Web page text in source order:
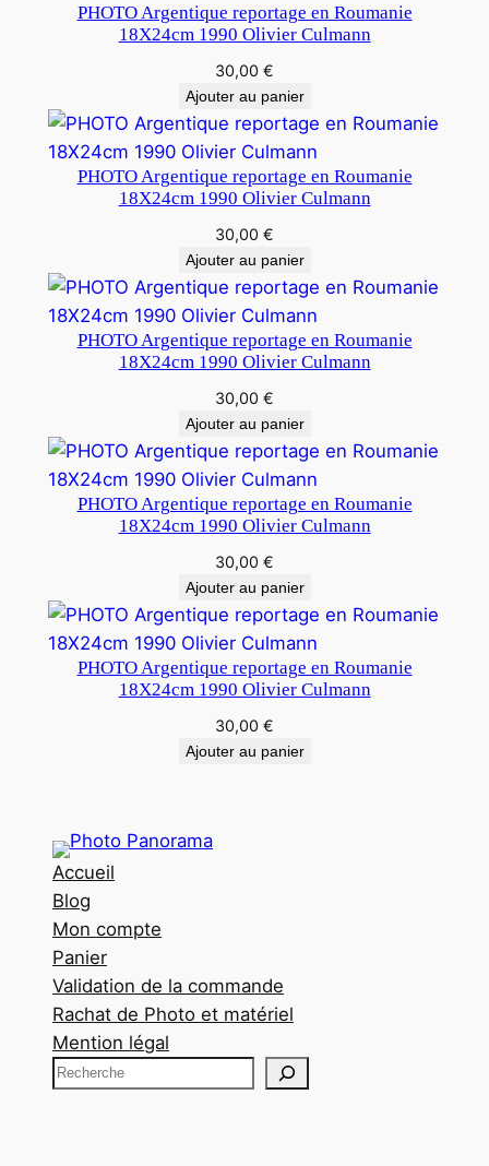
PHOTO Argentique reportage en Roumanie
18X24cm 1990 Olivier Culmann
30,00 €
Ajouter au panier
PHOTO Argentique reportage en Roumanie
18X24cm 1990 Olivier Culmann
30,00 €
Ajouter au panier
PHOTO Argentique reportage en Roumanie
18X24cm 1990 Olivier Culmann
30,00 €
Ajouter au panier
PHOTO Argentique reportage en Roumanie
18X24cm 1990 Olivier Culmann
30,00 €
Ajouter au panier
PHOTO Argentique reportage en Roumanie
18X24cm 1990 Olivier Culmann
30,00 €
Ajouter au panier
Accueil
Blog
Mon compte
Panier
Validation de la commande
Rachat de Photo et matériel
Mention légal
R